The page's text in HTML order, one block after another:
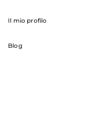
Il mio profilo
Blog